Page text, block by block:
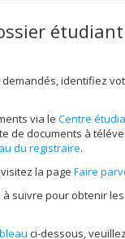
étudiant
identifiez
via le Centre
de documents à
du registraire.
la page Faire
suivre pour obtenir
ci-dessous,